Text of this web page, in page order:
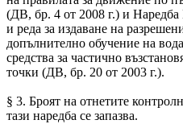
(ДВ, бр. 4 от 2008 г.) и Наредба
и реда за издаване на
допълнително обучение на
средства за частично
точки (ДВ, бр. 20 от 2003 г.).
§ 3. Броят на отнетите
тази наредба се запазва.